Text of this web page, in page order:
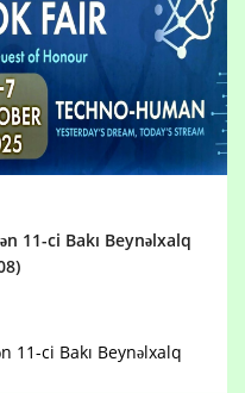
11-ci Bakı Beynəlxalq
11-ci Bakı Beynəlxalq